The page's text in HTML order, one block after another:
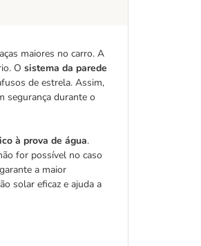
maiores no carro. A
O sistema da parede
de estrela. Assim,
segurança durante o
à prova de água.
for possível no caso
a maior
solar eficaz e ajuda a